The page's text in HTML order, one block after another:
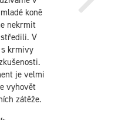
koňské
sortimentu
dispozici
koně s
a
doporučuji
zdravé a ve
krmení od
mírou